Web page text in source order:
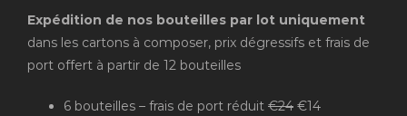
Expédition de nos bouteilles par lot uniquement
dans les cartons à composer, prix dégressifs et frais de
port offert à partir de 12 bouteilles
6 bouteilles – frais de port réduit €24€14